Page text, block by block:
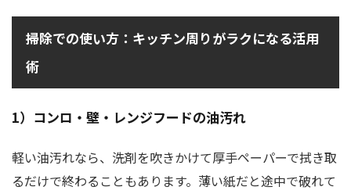
掃除での使い方：キッチン周りがラクになる活用
術
1）コンロ・壁・レンジフードの油汚れ
軽い油汚れなら、洗剤を吹きかけて厚手ペーパーで拭き取
るだけで終わることもあります。薄い紙だと途中で破れて